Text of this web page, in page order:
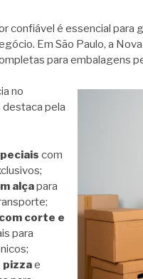
confiável é essencial para
Em São Paulo, a
para embalagens
no
destaca pela
com
alçapara
corte e
para
pizzae